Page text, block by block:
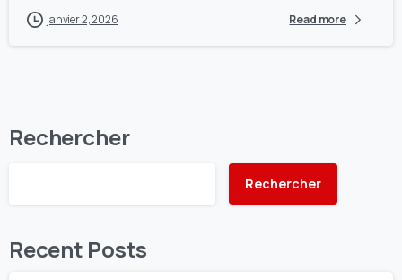
janvier 2, 2026 Read more
Rechercher
Rechercher
Recent Posts